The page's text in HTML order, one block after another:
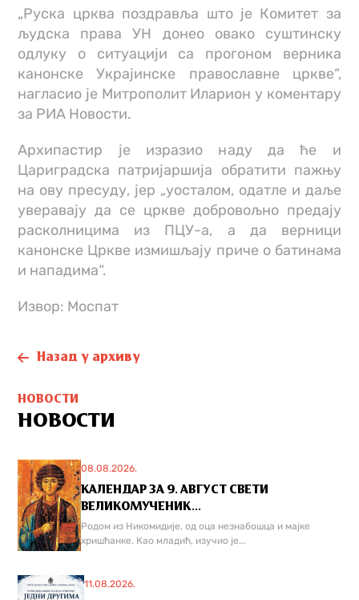
„Руска црква поздравља што је Комитет за
људска права УН донео овако суштинску
одлуку о ситуацији са прогоном верника
канонске Украјинске православне цркве“,
нагласио је Митрополит Иларион у коментару
за РИА Новости.
Архипастир је изразио наду да ће и
Цариградска патријаршија обратити пажњу
на ову пресуду, јер „уосталом, одатле и даље
уверавају да се цркве добровољно предају
расколницима из ПЦУ-а, а да верници
канонске Цркве измишљају приче о батинама
и нападима“.
Извор: Моспат
Назад у архиву
НОВОСТИ
НОВОСТИ
08.08.2026.
КАЛЕНДАР ЗА 9. АВГУСТ СВЕТИ
ВЕЛИКОМУЧЕНИК...
Родом из Никомидије, од оца незнабошца и мајке
хришћанке. Као младић, изучио је...
11.08.2026.